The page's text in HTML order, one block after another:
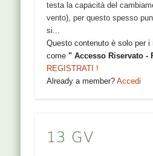
testa la capacità del
vento), per questo spesso
si...
Questo contenuto è solo per i
come" Accesso Riservato -
REGISTRATI !
Already a member?Accedi
13 GV